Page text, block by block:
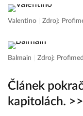
Valentino Zdroj:
Balmain Zdroj:
Článek
kapitolách.